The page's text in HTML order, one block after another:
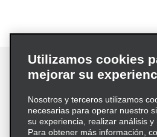
Términos de uso
Política
Política de
Utilizamos cookies
mejorar su
Nosotros y terceros utilizamos
necesarias para operar nuestro
su experiencia, realizar análisis y
Para obtener más información,